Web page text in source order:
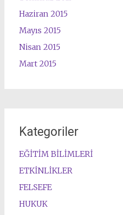
Haziran 2015
Mayıs 2015
Nisan 2015
Mart 2015
Kategoriler
EĞİTİM BİLİMLERİ
ETKİNLİKLER
FELSEFE
HUKUK